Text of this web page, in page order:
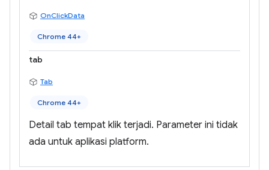
OnClickData
Chrome 44+
tab
Tab
Chrome 44+
Detail tab tempat klik terjadi. Parameter ini tidak
ada untuk aplikasi platform.